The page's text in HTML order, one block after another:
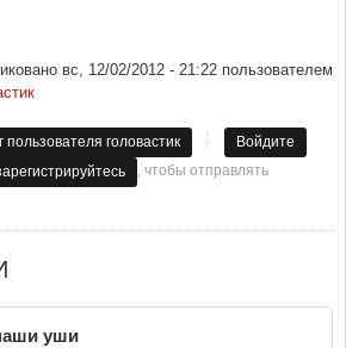
вс, 12/02/2012 - 21:22пользователем
пользователя головастик
Войдите
, чтобы отправлять
уши